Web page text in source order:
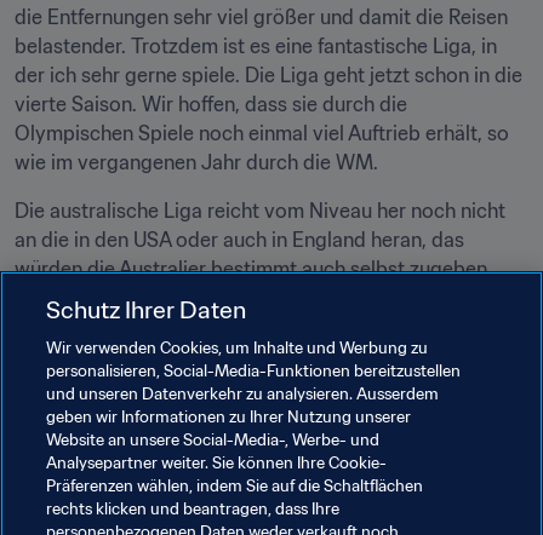
die Entfernungen sehr viel größer und damit die Reisen
belastender. Trotzdem ist es eine fantastische Liga, in
der ich sehr gerne spiele. Die Liga geht jetzt schon in die
vierte Saison. Wir hoffen, dass sie durch die
Olympischen Spiele noch einmal viel Auftrieb erhält, so
wie im vergangenen Jahr durch die WM.
Die australische Liga reicht vom Niveau her noch nicht
an die in den USA oder auch in England heran, das
würden die Australier bestimmt auch selbst zugeben.
Außerdem ist die Saison dort kürzer. Doch alle drei Ligen
Potenzial."
Nachdem Little in den Ligen dieser drei Länder für Furore
sorgte, hoffen die Bewunderer dieser
Ausnahmefussballerin, dass sie schon bald auch auf der
internationalen Bühne glänzen kann.
Schutz Ihrer Daten
Wir verwenden Cookies, um Inhalte und Werbung zu
personalisieren, Social-Media-Funktionen bereitzustellen
und unseren Datenverkehr zu analysieren. Ausserdem
geben wir Informationen zu Ihrer Nutzung unserer
Website an unsere Social-Media-, Werbe- und
Analysepartner weiter. Sie können Ihre Cookie-
Präferenzen wählen, indem Sie auf die Schaltflächen
rechts klicken und beantragen, dass Ihre